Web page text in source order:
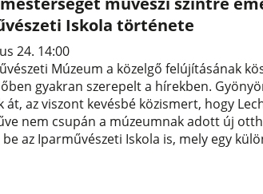
Iskola története
24. 14:00
Múzeum a közelgő felújításának
gyakran szerepelt a hírekben.
át, az viszont kevésbé közismert, hogy
nem csupán a múzeumnak adott új
az Iparművészeti Iskola is, mely egy